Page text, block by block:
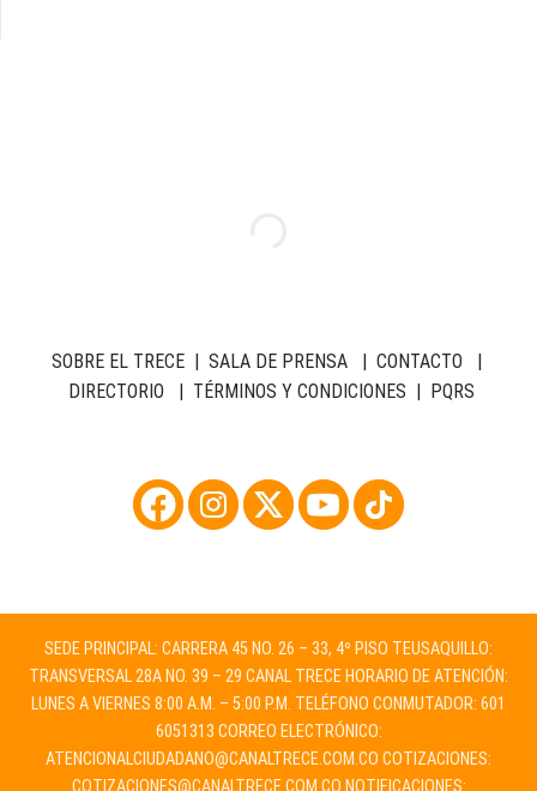
SOBRE EL TRECE| SALA DE PRENSA| CONTACTO |
DIRECTORIO | TÉRMINOS Y CONDICIONES | PQRS
SEDE PRINCIPAL: CARRERA 45 NO. 26 – 33, 4º PISO TEUSAQUILLO:
TRANSVERSAL 28A NO. 39 – 29 CANAL TRECE HORARIO DE ATENCIÓN:
LUNES A VIERNES 8:00 A.M. – 5:00 P.M. TELÉFONO CONMUTADOR: 601
6051313 CORREO ELECTRÓNICO:
ATENCIONALCIUDADANO@CANALTRECE.COM.CO COTIZACIONES:
COTIZACIONES@CANALTRECE.COM.CO NOTIFICACIONES: